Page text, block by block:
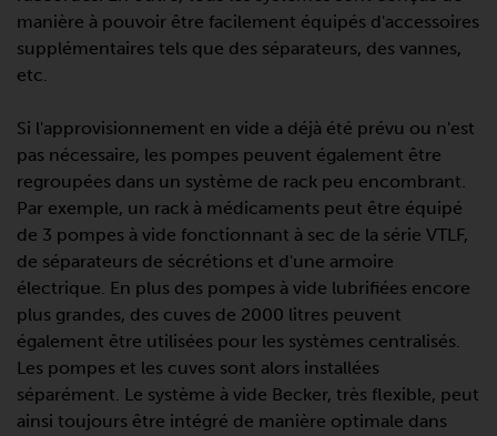
manière à pouvoir être facilement équipés d'accessoires
supplémentaires tels que des séparateurs, des vannes,
etc.
Si l'approvisionnement en vide a déjà été prévu ou n'est
pas nécessaire, les pompes peuvent également être
regroupées dans un système de rack peu encombrant.
Par exemple, un rack à médicaments peut être équipé
de 3 pompes à vide fonctionnant à sec de la série VTLF,
de séparateurs de sécrétions et d'une armoire
électrique. En plus des pompes à vide lubrifiées encore
plus grandes, des cuves de 2000 litres peuvent
également être utilisées pour les systèmes centralisés.
Les pompes et les cuves sont alors installées
séparément. Le système à vide Becker, très flexible, peut
ainsi toujours être intégré de manière optimale dans